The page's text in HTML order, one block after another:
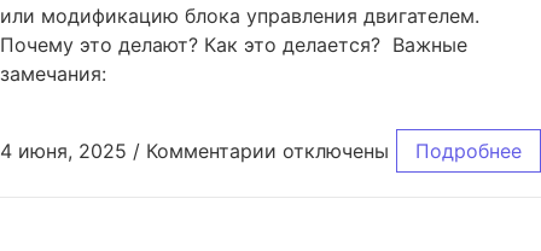
или модификацию блока управления двигателем.
Почему это делают? Как это делается? Важные
замечания:
4 июня, 2025 / Комментарии отключены Подробнее